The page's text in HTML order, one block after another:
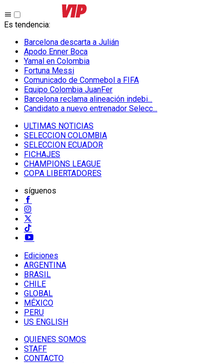
Es tendencia:
Barcelona descarta a Julián
Apodo Enner Boca
Yamal en Colombia
Fortuna Messi
Comunicado de Conmebol a FIFA
Equipo Colombia JuanFer
Barcelona reclama alineación indebi...
Candidato a nuevo entrenador Selecc...
ULTIMAS NOTICIAS
SELECCION COLOMBIA
SELECCION ECUADOR
FICHAJES
CHAMPIONS LEAGUE
COPA LIBERTADORES
síguenos
Ediciones
ARGENTINA
BRASIL
CHILE
GLOBAL
MÉXICO
PERU
US ENGLISH
QUIENES SOMOS
STAFF
CONTACTO